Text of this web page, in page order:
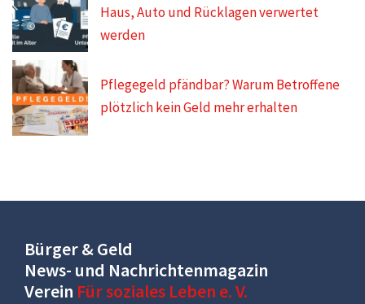
Haus, Auto und Rücklagen verwertet
werden
Pflegegeld pfändbar? Warum Betroffene
plötzlich kein Geld mehr erhalten
Bürger & Geld
News- und Nachrichtenmagazin
Verein Für soziales Leben e. V.